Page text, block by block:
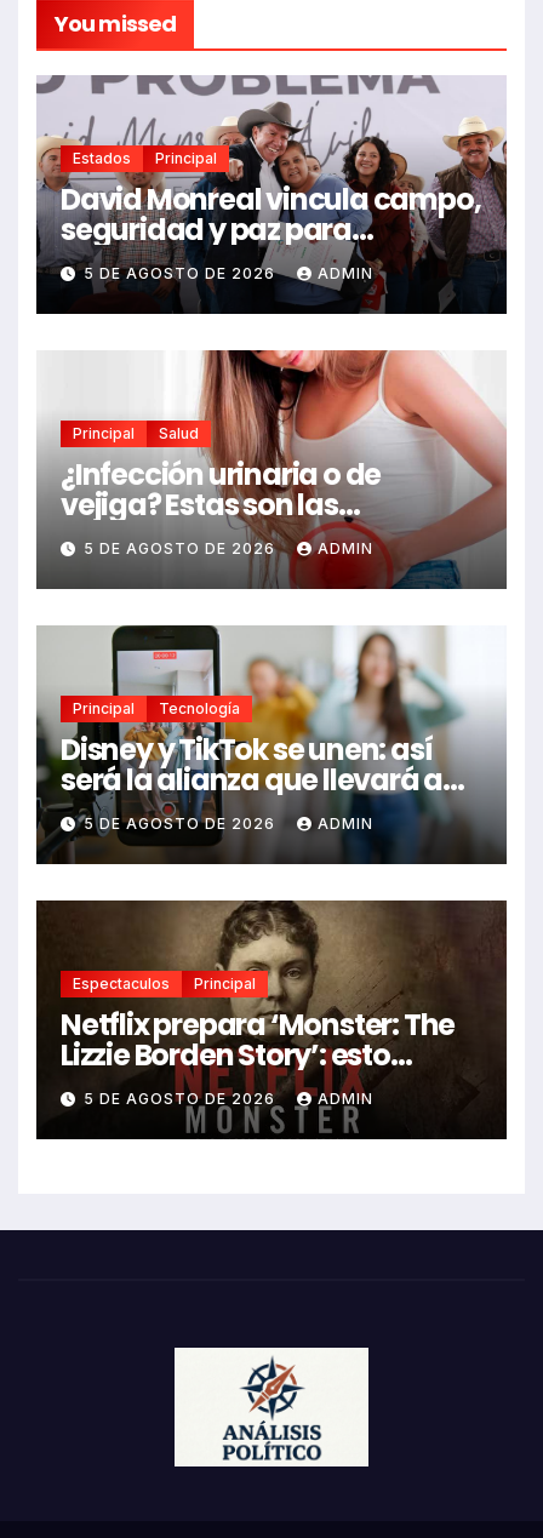
You missed
Estados Principal
David Monreal vincula campo,
seguridad y paz para
Zacatecas
5 DE AGOSTO DE 2026 ADMIN
Principal Salud
¿Infección urinaria o de
vejiga? Estas son las
diferencias y las señales de
alerta que no debes ignorar
5 DE AGOSTO DE 2026 ADMIN
Principal Tecnología
Disney y TikTok se unen: así
será la alianza que llevará a
Mickey, Marvel y Star Wars a
los videos virales
5 DE AGOSTO DE 2026 ADMIN
Espectaculos Principal
Netflix prepara ‘Monster: The
Lizzie Borden Story’: esto
sabemos
5 DE AGOSTO DE 2026 ADMIN